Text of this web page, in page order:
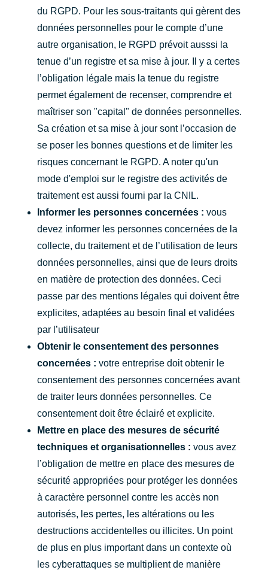
du RGPD. Pour les sous-traitants qui gèrent des
données personnelles pour le compte d’une
autre organisation, le RGPD prévoit ausssi la
tenue d’un registre et sa mise à jour. Il y a certes
l’obligation légale mais la tenue du registre
permet également de recenser, comprendre et
maîtriser son "capital" de données personnelles.
Sa création et sa mise à jour sont l’occasion de
se poser les bonnes questions et de limiter les
risques concernant le RGPD. A noter qu'un
mode d'emploi sur le registre des activités de
traitement est aussi fourni par la CNIL.
Informer les personnes concernées : vous
devez informer les personnes concernées de la
collecte, du traitement et de l’utilisation de leurs
données personnelles, ainsi que de leurs droits
en matière de protection des données. Ceci
passe par des mentions légales qui doivent être
explicites, adaptées au besoin final et validées
par l’utilisateur
Obtenir le consentement des personnes
concernées : votre entreprise doit obtenir le
consentement des personnes concernées avant
de traiter leurs données personnelles. Ce
consentement doit être éclairé et explicite.
Mettre en place des mesures de sécurité
techniques et organisationnelles : vous avez
l’obligation de mettre en place des mesures de
sécurité appropriées pour protéger les données
à caractère personnel contre les accès non
autorisés, les pertes, les altérations ou les
destructions accidentelles ou illicites. Un point
de plus en plus important dans un contexte où
les cyberattaques se multiplient de manière